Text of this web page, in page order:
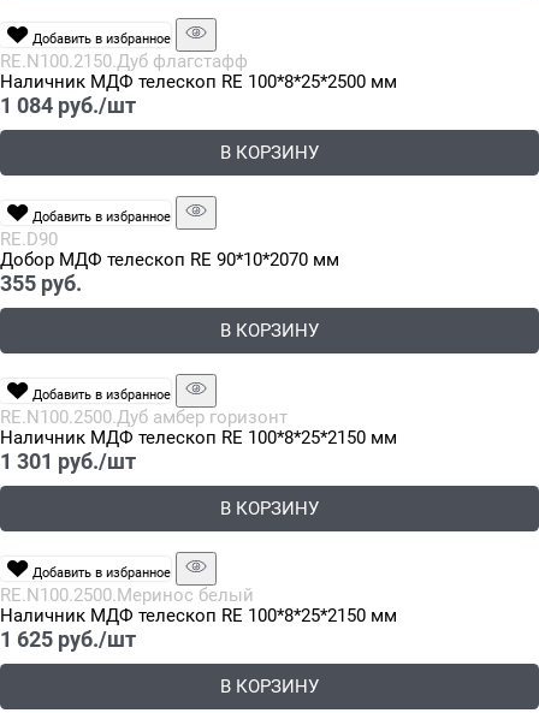
Добавить в избранное
RE.N100.2150.Дуб флагстафф
Наличник МДФ телескоп RE 100*8*25*2500 мм
1 084 руб./шт
В КОРЗИНУ
Добавить в избранное
RE.D90
Добор МДФ телескоп RE 90*10*2070 мм
355 руб.
В КОРЗИНУ
Добавить в избранное
RE.N100.2500.Дуб амбер горизонт
Наличник МДФ телескоп RE 100*8*25*2150 мм
1 301 руб./шт
В КОРЗИНУ
Добавить в избранное
RE.N100.2500.Меринос белый
Наличник МДФ телескоп RE 100*8*25*2150 мм
1 625 руб./шт
В КОРЗИНУ